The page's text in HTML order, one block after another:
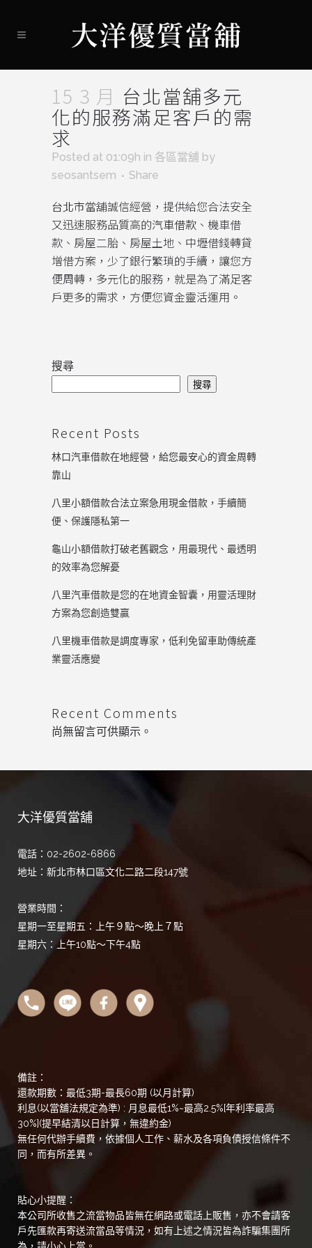
15 3 月 台北當舖多元
化的服務滿足客戶的需
求
Posted at 01:09h in 各區當舖 by
seosantsem
Share
台北市當舖誠信經營，提供給您合法安全
又迅速服務品質高的汽車借款 、機車借
款、房屋二胎、房屋土地、中壢借錢轉貸
增借方案，少了銀行繁瑣的手續，讓您方
便周轉，多元化的服務，就是為了滿足客
戶更多的需求，方便您資金靈活運用。
搜尋
搜尋
Recent Posts
林口汽車借款在地經營，給您最安心的資金周轉
靠山
八里小額借款合法立案急用現金借款，手續簡
便、保護隱私第一
龜山小額借款打破老舊觀念，用最現代、最透明
的效率為您解憂
八里汽車借款是您的在地資金智囊，用靈活理財
方案為您創造雙贏
八里機車借款是調度專家，低利免留車助傳統產
業靈活應變
Recent Comments
尚無留言可供顯示。
大洋優質當舖
電話：02-2602-6866
地址：新北市林口區文化二路二段147號
營業時間：
星期一至星期五：上午９點～晚上７點
星期六：上午10點～下午4點
備註：
還款期數：最低3期-最長60期 (以月計算)
利息(以當舖法規定為準) : 月息最低1%~最高2.5%[年利率最高
30%](提早結清以日計算，無違約金)
無任何代辦手續費，依據個人工作、薪水及各項負債授信條件不
同，而有所差異。
貼心小提醒：
本公司所收售之流當物品皆無在網路或電話上販售，亦不會請客
戶先匯款再寄送流當品等情況，如有上述之情況皆為詐騙集團所